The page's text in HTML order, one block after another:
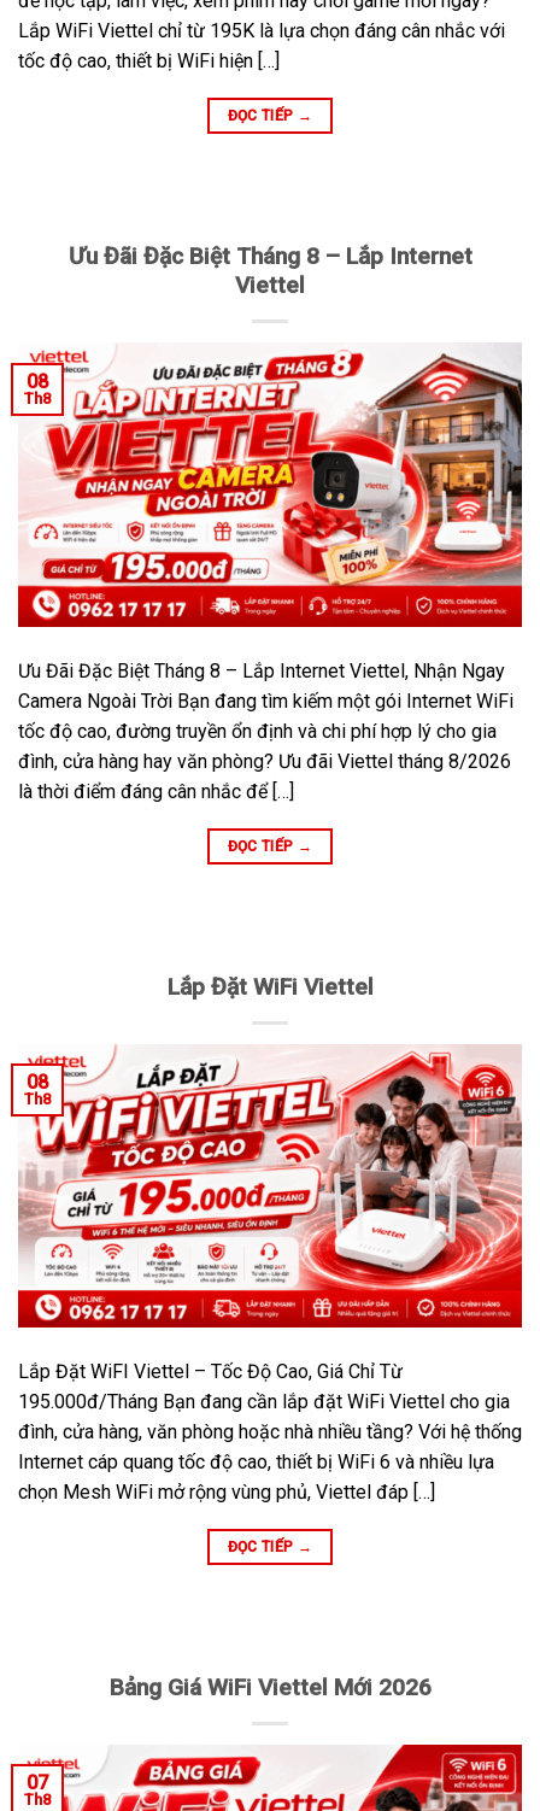
Lắp WiFi Viettel chỉ từ 195K là lựa chọn đáng cân nhắc với
tốc độ cao, thiết bị WiFi hiện […]
ĐỌC TIẾP →
Ưu Đãi Đặc Biệt Tháng 8 – Lắp Internet
Viettel
08
Th8
Ưu Đãi Đặc Biệt Tháng 8 – Lắp Internet Viettel, Nhận Ngay
Camera Ngoài Trời Bạn đang tìm kiếm một gói Internet WiFi
tốc độ cao, đường truyền ổn định và chi phí hợp lý cho gia
đình, cửa hàng hay văn phòng? Ưu đãi Viettel tháng 8/2026
là thời điểm đáng cân nhắc để […]
ĐỌC TIẾP →
Lắp Đặt WiFi Viettel
08
Th8
Lắp Đặt WiFI Viettel – Tốc Độ Cao, Giá Chỉ Từ
195.000đ/Tháng Bạn đang cần lắp đặt WiFi Viettel cho gia
đình, cửa hàng, văn phòng hoặc nhà nhiều tầng? Với hệ thống
Internet cáp quang tốc độ cao, thiết bị WiFi 6 và nhiều lựa
chọn Mesh WiFi mở rộng vùng phủ, Viettel đáp […]
ĐỌC TIẾP →
Bảng Giá WiFi Viettel Mới 2026
07
Th8